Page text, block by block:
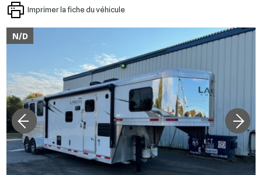
Imprimer la fiche du véhicule
N/D